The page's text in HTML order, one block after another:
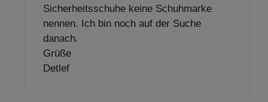
Sicherheitsschuhe keine Schuhmarke
nennen. Ich bin noch auf der Suche
danach.
Grüße
Detlef